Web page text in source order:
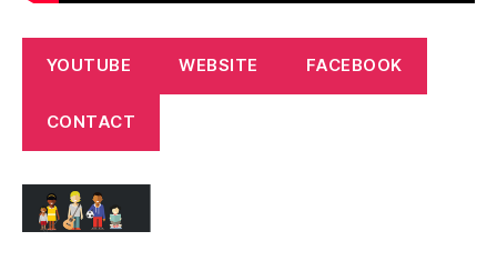
YOUTUBE WEBSITE FACEBOOK
CONTACT